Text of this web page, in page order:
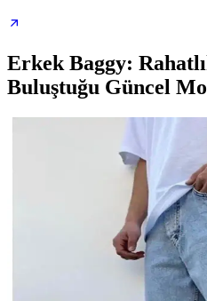
Erkek Baggy:
Buluştuğu Güncel